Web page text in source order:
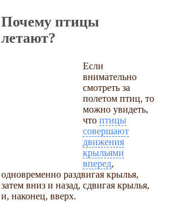
Почему птицы
летают?
Если
внимательно
смотреть за
полетом птиц, то
можно увидеть,
что птицы
совершают
движения
крыльями
вперед,
одновременно раздвигая крылья,
затем вниз и назад, сдвигая крылья,
и, наконец, вверх.